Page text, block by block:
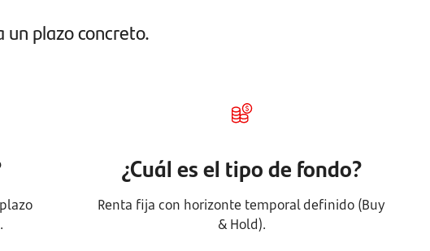
plazo concreto.
.
¿Cuál es el tipo de fondo?
Renta fija con horizonte temporal definido (Buy
& Hold).